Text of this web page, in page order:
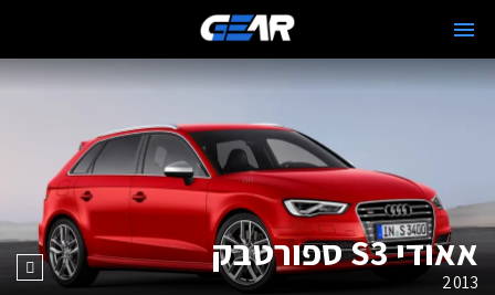
אאודי S3 ספורטבק
2013